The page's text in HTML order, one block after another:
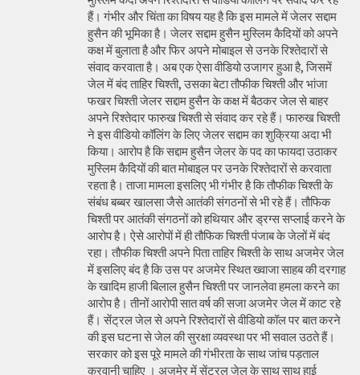
हैं। गंभीर और चिंता का विषय यह है कि इस मामले में जेलर सद्दाम
हुसैन की भूमिका है। जेलर सद्दाम हुसैन मुस्लिम कैदियों को अपने
कक्ष में बुलाता है और फिर अपने मोबाइल से उनके रिश्तेदारों से
संवाद करवाता है। अब एक ऐसा वीडियो उजागर हुआ है, जिसमें
जेल में बंद ताहिर चिश्ती, उसका बेटा तौफीक चिश्ती और भांजा
फखर चिश्ती जेलर सद्दाम हुसैन के कक्ष में बैठकर जेल से बाहर
अपने रिश्तेदार फारुख चिश्ती से संवाद कर रहे हैं। फारुख चिश्ती
ने इस वीडियो कॉलिंग के लिए जेलर सद्दाम का शुक्रिया अदा भी
किया। आरोप है कि सद्दाम हुसैन जेलर के पद का फायदा उठाकर
मुस्लिम कैदियों की बात मोबाइल पर उनके रिश्तेदारों से करवाता
रहता है। ताजा मामला इसलिए भी गंभीर है कि तौफीक चिश्ती के
संबंध बब्बर खालसा जैसे आतंकी संगठनों से भी रहे हैं। तौफिक
चिश्ती पर आतंकी संगठनों को हथियार और ड्रग्स सप्लाई करने के
आरोप है। ऐसे आरोपों में ही तौफिक चिश्ती पंजाब के जेलों में बंद
रहा। तौफीक चिश्ती अपने पिता ताहिर चिश्ती के साथ अजमेर जेल
में इसलिए बंद है कि उस पर अजमेर स्थित ख्वाजा साहब की दरगाह
के खादिम हाजी बिलाल हुसैन चिश्ती पर जानलेवा हमला करने का
आरोप है। तीनों आरोपी सात वर्ष की सजा अजमेर जेल में काट रहे
हैं। सेंट्रल जेल से अपने रिश्तेदारों से वीडियो कॉल पर बात करने
की इस घटना से जेल की सुरक्षा व्यवस्था पर भी सवाल उठते हैं।
सरकार को इस पूरे मामले की गंभीरता के साथ जांच पड़ताल
करवानी चाहिए । अजमेर में सेंट्रल जेल के साथ साथ हाई